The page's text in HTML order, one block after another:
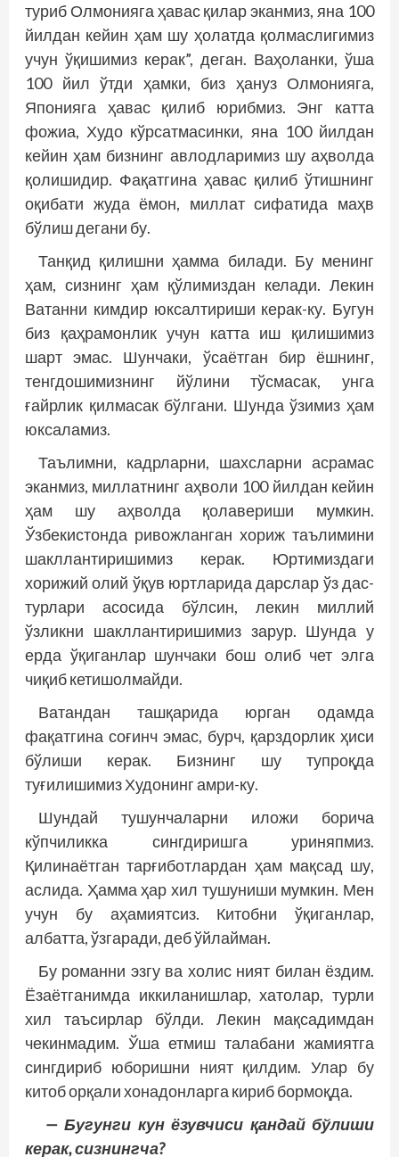
туриб Олмонияга ҳавас қилар эканмиз, яна 100
йилдан кейин ҳам шу ҳолатда қолмаслигимиз
учун ўқишимиз керак”, деган. Ваҳоланки, ўша
100 йил ўтди ҳамки, биз ҳануз Олмонияга,
Японияга ҳавас қилиб юрибмиз. Энг катта
фожиа, Худо кўрсатмасинки, яна 100 йилдан
кейин ҳам бизнинг авлодларимиз шу аҳволда
қолишидир. Фақатгина ҳавас қилиб ўтишнинг
оқибати жуда ёмон, миллат сифатида маҳв
бўлиш дегани бу.
Танқид қилишни ҳамма билади. Бу менинг
ҳам, сизнинг ҳам қўлимиздан келади. Лекин
Ватанни кимдир юксалтириши керак-ку. Бугун
биз қаҳрамонлик учун катта иш қилишимиз
шарт эмас. Шунчаки, ўсаётган бир ёшнинг,
тенгдошимизнинг йўлини тўсмасак, унга
ғайрлик қилмасак бўлгани. Шунда ўзимиз ҳам
юксаламиз.
Таълимни, кадрларни, шахсларни асрамас
эканмиз, миллатнинг аҳволи 100 йилдан кейин
ҳам шу аҳволда қолавериши мумкин.
Ўзбекистонда ривож­ланган хориж таълимини
шакллантиришимиз керак. Юртимиздаги
хорижий олий ўқув юртларида дарслар ўз дас­
турлари асосида бўлсин, лекин миллий
ўзликни шакллантиришимиз зарур. Шунда у
ерда ўқиганлар шунчаки бош олиб чет элга
чиқиб кетишолмайди.
Ватандан ташқарида юрган одамда
фақатгина соғинч эмас, бурч, қарздорлик ҳиси
бўлиши керак. Бизнинг шу туп­роқда
туғилишимиз Худонинг амри-ку.
Шундай тушунчаларни иложи борича
кўпчиликка сингдиришга уриняпмиз.
Қилинаётган тарғиботлардан ҳам мақсад шу,
аслида. Ҳамма ҳар хил тушуниши мумкин. Мен
учун бу аҳамиятсиз. Китобни ўқиганлар,
албатта, ўзгаради, деб ўйлайман.
Бу романни эзгу ва холис ният билан ёздим.
Ёзаётганимда иккиланишлар, хатолар, турли
хил таъсирлар бўлди. Лекин мақсадимдан
чекинмадим. Ўша етмиш талабани жамиятга
сингдириб юборишни ният қилдим. Улар бу
китоб орқали хонадонларга кириб бормоқда.
— Бугунги кун ёзувчиси қандай бўлиши
керак, сизнингча?